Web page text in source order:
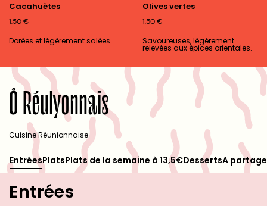
Cacahuètes
1,50€
Dorées et légèrement salées.
Olives vertes
1,50€
Savoureuses, légèrement
relevées aux épices orientales.
Ô Réulyonnais
Cuisine Réunionnaise
EntréesPlatsPlats de la semaine à 13,5€DessertsA
Entrées